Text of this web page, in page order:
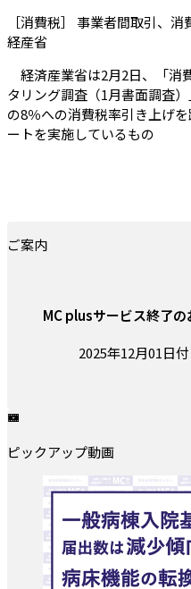
［消費税］ 事業者間取引、
経産省（会員限定記事）
経済産業省は2月2日、「消
タリング調査（1月書面調査
の8％への消費税率引き上げ
ートを実施しているもの
ご案内
MC plusサービス終了の
投稿日:2025年12月01日付
ピックアップ動画